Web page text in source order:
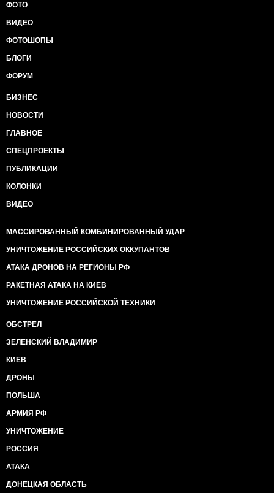
ФОТО
ВИДЕО
ФОТОШОПЫ
БЛОГИ
ФОРУМ
БИЗНЕС
НОВОСТИ
ГЛАВНОЕ
СПЕЦПРОЕКТЫ
ПУБЛИКАЦИИ
КОЛОНКИ
ВИДЕО
МАССИРОВАННЫЙ КОМБИНИРОВАННЫЙ УДАР
УНИЧТОЖЕНИЕ РОССИЙСКИХ ОККУПАНТОВ
АТАКА ДРОНОВ НА РЕГИОНЫ РФ
РАКЕТНАЯ АТАКА НА КИЕВ
УНИЧТОЖЕНИЕ РОССИЙСКОЙ ТЕХНИКИ
ОБСТРЕЛ
ЗЕЛЕНСКИЙ ВЛАДИМИР
КИЕВ
ДРОНЫ
ПОЛЬША
АРМИЯ РФ
УНИЧТОЖЕНИЕ
РОССИЯ
АТАКА
ДОНЕЦКАЯ ОБЛАСТЬ